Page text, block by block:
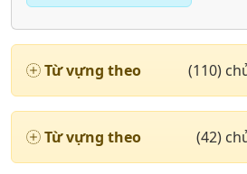
Từ vựng theo (110)
Từ vựng theo (42)